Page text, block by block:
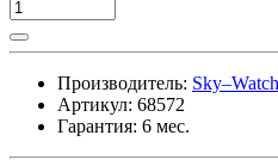
Производитель:
Артикул: 68572
Гарантия: 6 мес.